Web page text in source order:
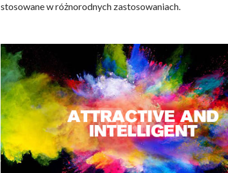
stosowane w różnorodnych zastosowaniach.